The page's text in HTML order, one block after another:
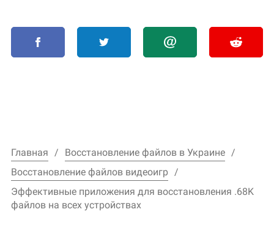
Главная
Восстановление файлов в Украине
Восстановление файлов видеоигр
Эффективные приложения для восстановления .68K
файлов на всех устройствах